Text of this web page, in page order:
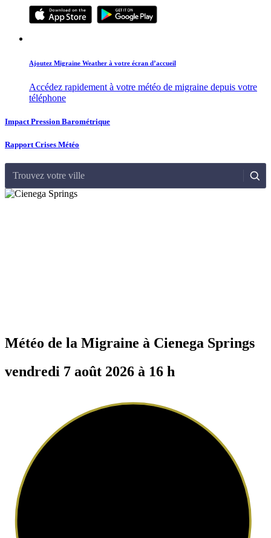
Ajoutez Migraine Weather à votre écran d’accueil
Accédez rapidement à votre météo de migraine depuis votre
téléphone
Impact Pression Barométrique
Rapport Crises Météo
Trouvez votre ville
Météo de la Migraine à Cienega Springs
vendredi 7 août 2026 à 16 h